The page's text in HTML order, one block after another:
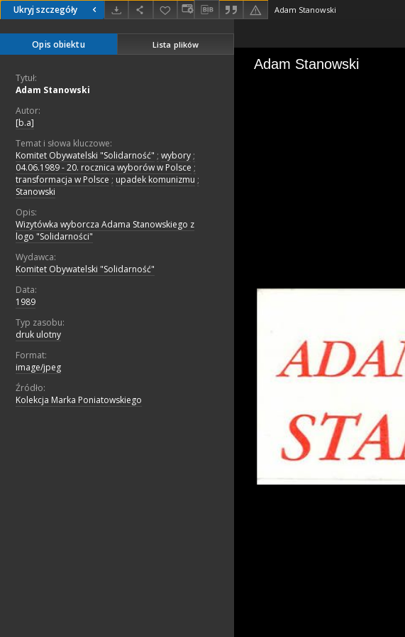
Ukryj szczegóły Adam Stanowski
Opis obiektu Lista plików
Tytuł:
Adam Stanowski
Autor:
[b.a]
Temat i słowa kluczowe:
Komitet Obywatelski "Solidarność" ; wybory ;
04.06.1989 - 20. rocznica wyborów w Polsce ;
transformacja w Polsce ; upadek komunizmu ;
Stanowski
Opis:
Wizytówka wyborcza Adama Stanowskiego z
logo "Solidarności"
Wydawca:
Komitet Obywatelski "Solidarność"
Data:
1989
Typ zasobu:
druk ulotny
Format:
image/jpeg
Źródło:
Kolekcja Marka Poniatowskiego